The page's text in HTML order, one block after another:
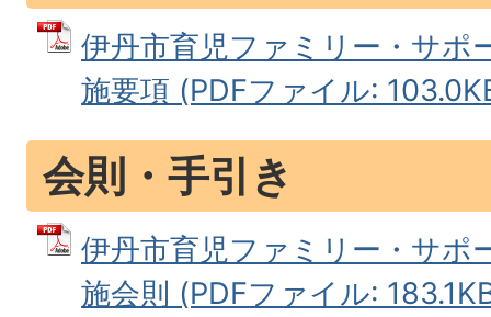
伊丹市育児ファミリー・サポ
施要項 (PDFファイル:
会則・手引き
伊丹市育児ファミリー・サポ
施会則 (PDFファイル: